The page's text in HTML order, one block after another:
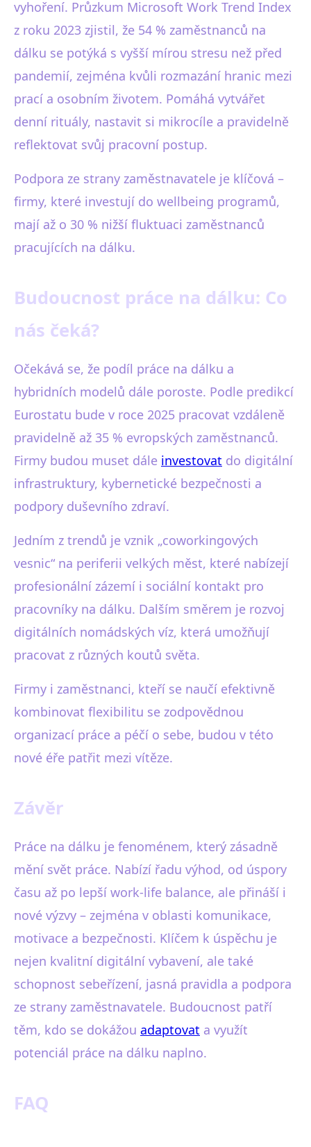
vyhoření. Průzkum Microsoft Work Trend Index
z roku 2023 zjistil, že 54 % zaměstnanců na
dálku se potýká s vyšší mírou stresu než před
pandemií, zejména kvůli rozmazání hranic mezi
prací a osobním životem. Pomáhá vytvářet
denní rituály, nastavit si mikrocíle a pravidelně
reflektovat svůj pracovní postup.
Podpora ze strany zaměstnavatele je klíčová –
firmy, které investují do wellbeing programů,
mají až o 30 % nižší fluktuaci zaměstnanců
pracujících na dálku.
Budoucnost práce na dálku: Co
nás čeká?
Očekává se, že podíl práce na dálku a
hybridních modelů dále poroste. Podle predikcí
Eurostatu bude v roce 2025 pracovat vzdáleně
pravidelně až 35 % evropských zaměstnanců.
Firmy budou muset dále investovat do digitální
infrastruktury, kybernetické bezpečnosti a
podpory duševního zdraví.
Jedním z trendů je vznik „coworkingových
vesnic“ na periferii velkých měst, které nabízejí
profesionální zázemí i sociální kontakt pro
pracovníky na dálku. Dalším směrem je rozvoj
digitálních nomádských víz, která umožňují
pracovat z různých koutů světa.
Firmy i zaměstnanci, kteří se naučí efektivně
kombinovat flexibilitu se zodpovědnou
organizací práce a péčí o sebe, budou v této
nové éře patřit mezi vítěze.
Závěr
Práce na dálku je fenoménem, který zásadně
mění svět práce. Nabízí řadu výhod, od úspory
času až po lepší work-life balance, ale přináší i
nové výzvy – zejména v oblasti komunikace,
motivace a bezpečnosti. Klíčem k úspěchu je
nejen kvalitní digitální vybavení, ale také
schopnost sebeřízení, jasná pravidla a podpora
ze strany zaměstnavatele. Budoucnost patří
těm, kdo se dokážou adaptovat a využít
potenciál práce na dálku naplno.
FAQ